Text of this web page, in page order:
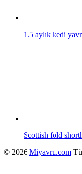
1.5 aylık kedi
Scottish fold
© 2026 Miyavru.com